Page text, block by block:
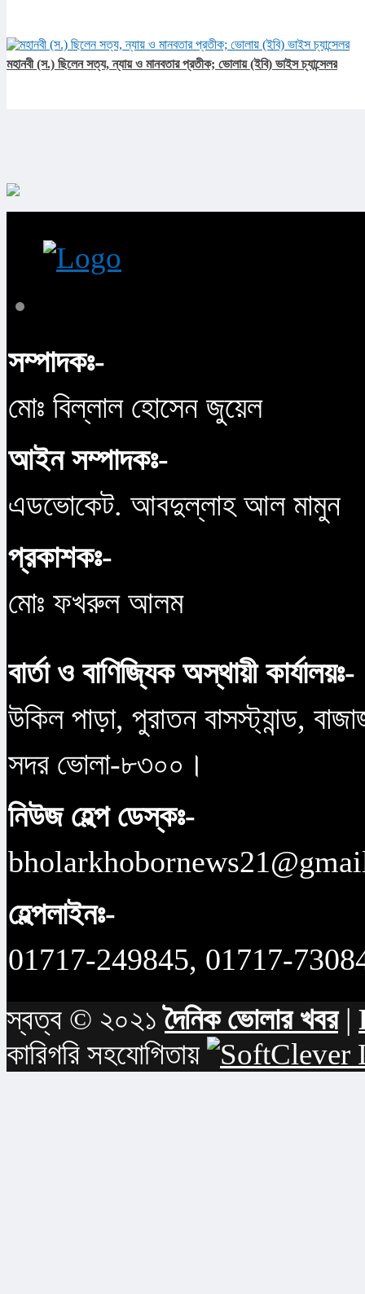
মহানবী (স.) ছিলেন সত্য, ন্যায় ও মানবতার প্রতীক; ভোলায় (ইবি) ভাইস চ্যান্সেলর
সম্পাদকঃ-
মোঃ বিল্লাল হোসেন জুয়েল
আইন সম্পাদকঃ-
এডভোকেট. আবদুল্লাহ আল মামুন
প্রকাশকঃ-
মোঃ ফখরুল আলম
বার্তা ও বাণিজ্যিক অস্থায়ী কার্যালয়ঃ-
উকিল পাড়া, পুরাতন বাসস্ট্যান্ড,
সদর ভোলা-৮৩০০।
নিউজ হেল্প ডেস্কঃ-
হেল্পলাইনঃ-
01717-249845, 01717-
স্বত্ব © ২০২১দৈনিক ভোলার খবর|
কারিগরি সহযোগিতায়